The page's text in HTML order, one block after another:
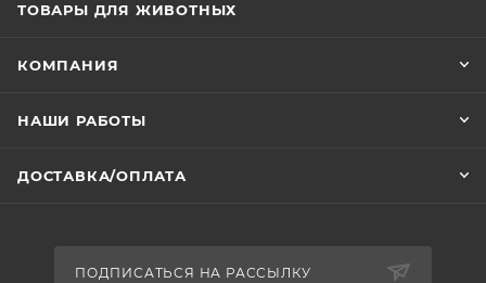
ТОВАРЫ ДЛЯ ЖИВОТНЫХ
КОМПАНИЯ
НАШИ РАБОТЫ
ДОСТАВКА/ОПЛАТА
ПОДПИСАТЬСЯ НА РАССЫЛКУ